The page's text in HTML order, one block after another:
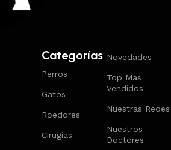
Categorías
Perros
Gatos
Roedores
Cirugías
Novedades
Top Mas
Vendidos
Nuestras Redes
Nuestros
Doctores